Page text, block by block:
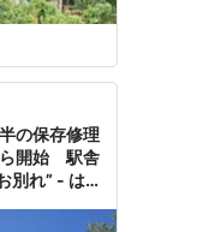
の保存修理
開始 駅舎
別れ” - はて